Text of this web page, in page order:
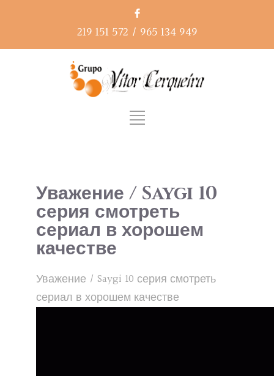
219 151 572 / 965 134 949
Уважение / Saygi 10
серия смотреть
сериал в хорошем
качестве
Уважение / Saygi 10 серия смотреть
сериал в хорошем качестве